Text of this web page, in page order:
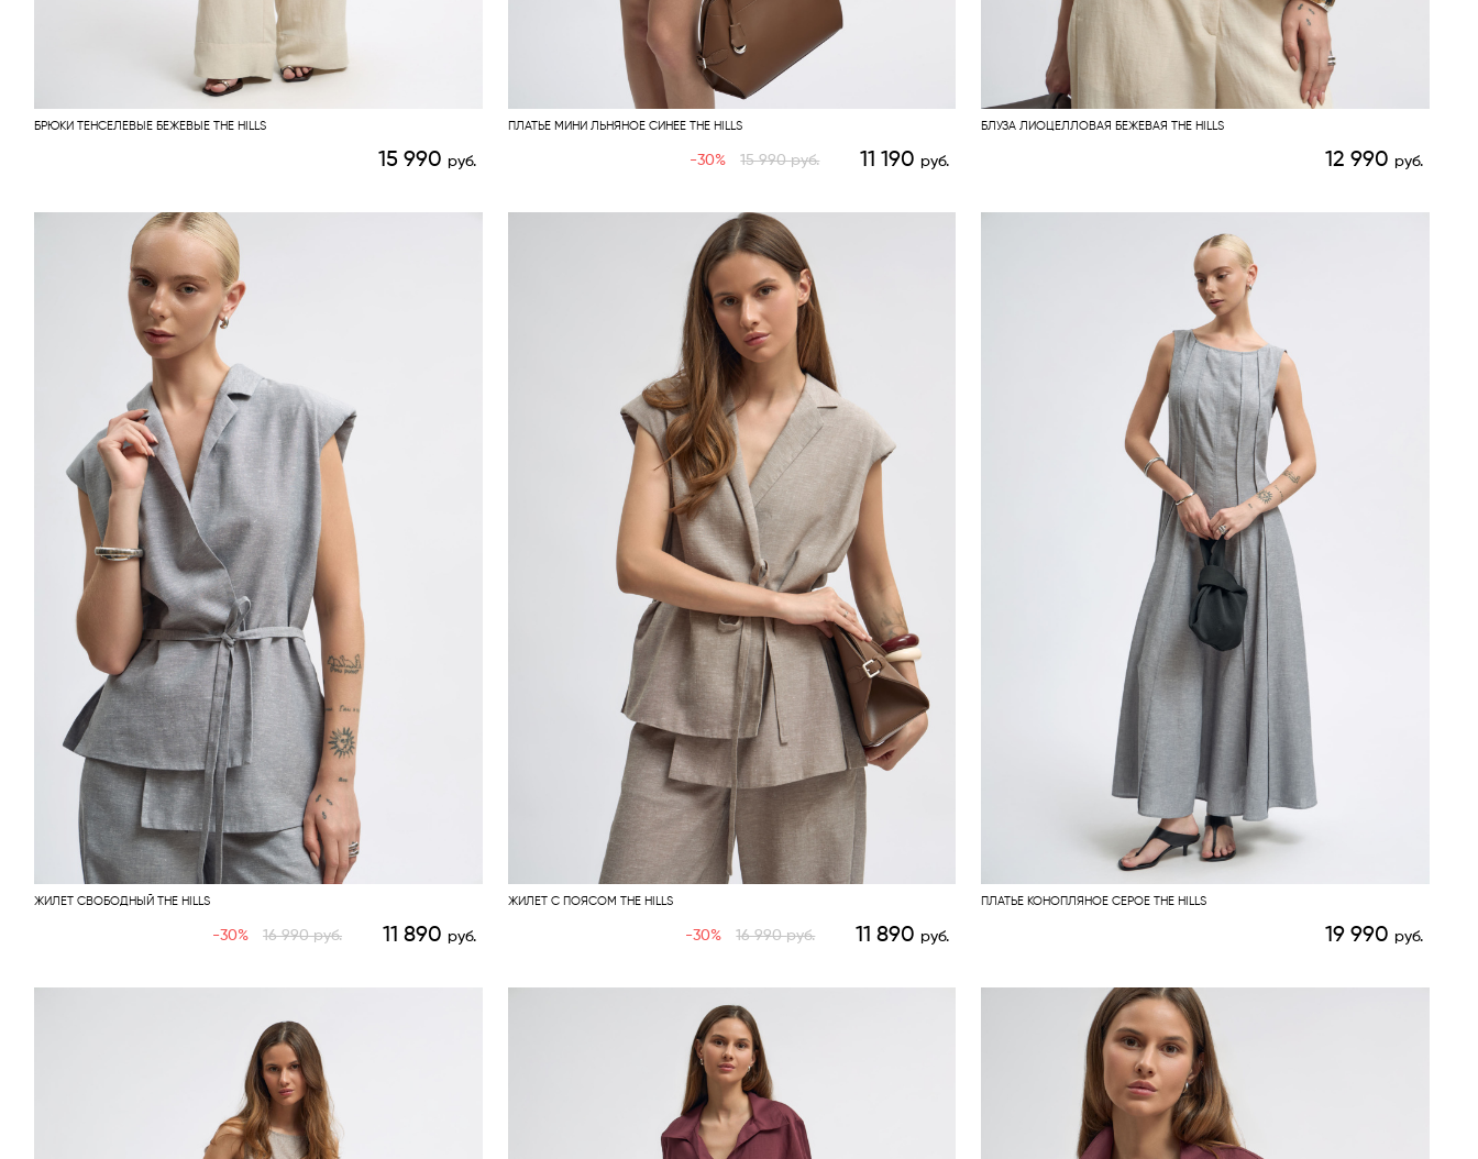
БРЮКИ ТЕНСЕЛЕВЫЕ БЕЖЕВЫЕ THE HILLS
15 990 руб.
ПЛАТЬЕ МИНИ ЛЬНЯНОЕ СИНЕЕ THE HILLS
-30% 15 990руб. 11 190 руб.
БЛУЗА ЛИОЦЕЛЛОВАЯ БЕЖЕВАЯ THE HILLS
12 990 руб.
ЖИЛЕТ СВОБОДНЫЙ THE HILLS
-30% 16 990руб. 11 890 руб.
ЖИЛЕТ С ПОЯСОМ THE HILLS
-30% 16 990руб. 11 890 руб.
ПЛАТЬЕ КОНОПЛЯНОЕ СЕРОЕ THE HILLS
19 990 руб.